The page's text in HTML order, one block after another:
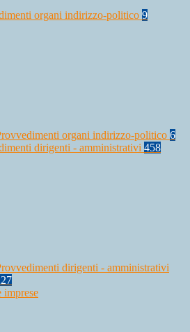
organi indirizzo-politico 9
organi indirizzo-politico 6
dirigenti - amministrativi 458
dirigenti - amministrativi